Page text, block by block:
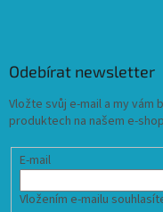
Odebírat newsletter
Vložte svůj e-mail a my vám
produktech na našem e-
E-mail
Vložením e-mailu